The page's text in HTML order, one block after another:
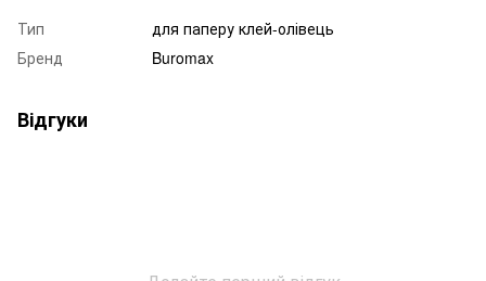
Тип
для паперу клей-олівець
Бренд
Buromax
Відгуки